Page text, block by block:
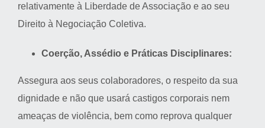
relativamente à Liberdade de Associação e ao seu
Direito à Negociação Coletiva.
Coerção, Assédio e Práticas Disciplinares:
Assegura aos seus colaboradores, o respeito da sua
dignidade e não que usará castigos corporais nem
ameaças de violência, bem como reprova qualquer